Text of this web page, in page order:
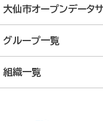
大仙市オープンデータ
グループ一覧
組織一覧
3-1 農業経営体の